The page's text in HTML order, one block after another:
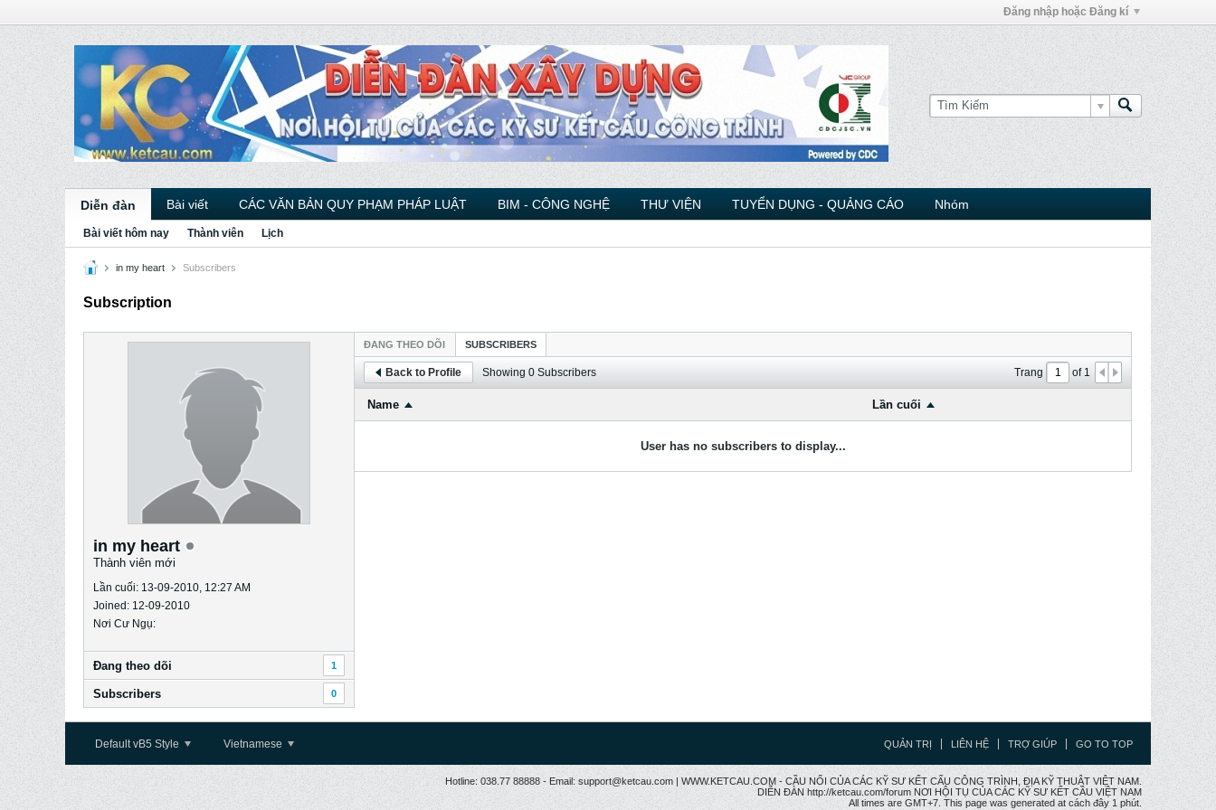
Đăng nhập hoặc Đăng kí
Diễn đàn Bài viết CÁC VĂN BẢN QUY PHẠM PHÁP LUẬT BIM - CÔNG NGHỆ THƯ VIỆN TUYỂN DỤNG - QUẢNG CÁO Nhóm
Bài viết hôm nay Thành viên Lịch
in my heart Subscribers
Subscription
in my heart
Thành viên mới
Lần cuối: 13-09-2010, 12:27 AM
Joined: 12-09-2010
Nơi Cư Ngụ:
Ðang theo dõi 1
Subscribers 0
ÐANG THEO DÕI SUBSCRIBERS
Back to Profile Showing 0 Subscribers Trang of1
Name Lần cuối
User has no subscribers to display...
Default vB5 Style Vietnamese QUẢN TRỊ LIÊN HỆ TRỢ GIÚP GO TO TOP
Hotline: 038.77 88888 - Email: support@ketcau.com | WWW.KETCAU.COM - CẦU NỐI CỦA CÁC KỸ SƯ KẾT CẤU CÔNG TRÌNH, ĐỊA KỸ THUẬT VIỆT NAM.
DIỄN ĐÀN http://ketcau.com/forum NƠI HỘI TỤ CỦA CÁC KỸ SƯ KẾT CÂU VIỆT NAM
All times are GMT+7. This page was generated at cách đây 1 phút.